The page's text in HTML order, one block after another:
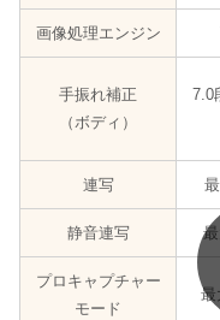
画像処理エンジン
手振れ補正
（ボディ）
7.0
連写
静音連写
プロキャプチャー
モード
最